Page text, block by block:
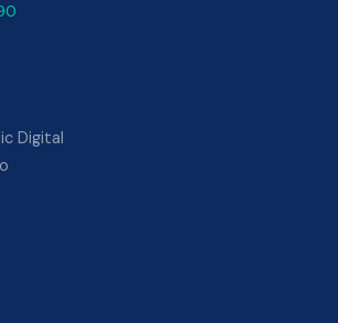
Digital